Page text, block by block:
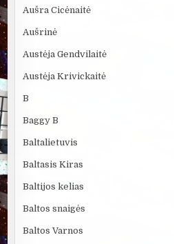
Aušra Cicėnaitė
Aušrinė
Austėja Gendvilaitė
Austėja Krivickaitė
B
Baggy B
Baltalietuvis
Baltasis Kiras
Baltijos kelias
Baltos snaigės
Baltos Varnos